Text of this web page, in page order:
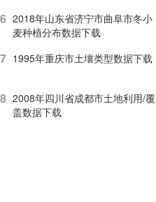
6 2018年山东省济宁市曲阜市冬小
麦种植分布数据下载
7 1995年重庆市土壤类型数据下载
8 2008年四川省成都市土地利用/覆
盖数据下载